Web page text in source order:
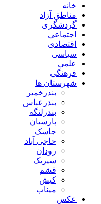
خانه
مناطق آزاد
گردشگری
اجتماعی
اقتصادی
سیاسی
علمی
فرهنگی
شهرستان ها
بندرخمیر
بندرعباس
بندرلنگه
پارسیان
جاسک
حاجی آباد
رودان
سیریک
قشم
کیش
میناب
عکس